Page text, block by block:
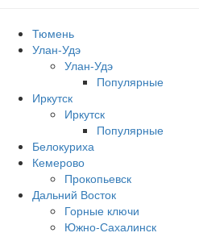
Тюмень
Улан-Удэ
Улан-Удэ
Популярные
Иркутск
Иркутск
Популярные
Белокуриха
Кемерово
Прокопьевск
Дальний Восток
Горные ключи
Южно‐Сахалинск